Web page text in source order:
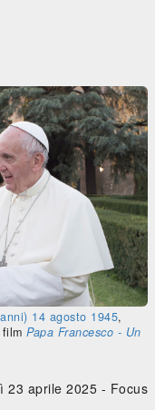
14 agosto 1945,
Papa Francesco - Un
23 aprile 2025 - Focus